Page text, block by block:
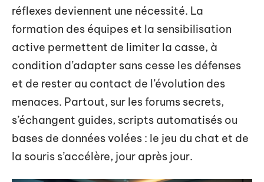
réflexes deviennent une nécessité. La
formation des équipes et la sensibilisation
active permettent de limiter la casse, à
condition d’adapter sans cesse les défenses
et de rester au contact de l’évolution des
menaces. Partout, sur les forums secrets,
s’échangent guides, scripts automatisés ou
bases de données volées : le jeu du chat et de
la souris s’accélère, jour après jour.